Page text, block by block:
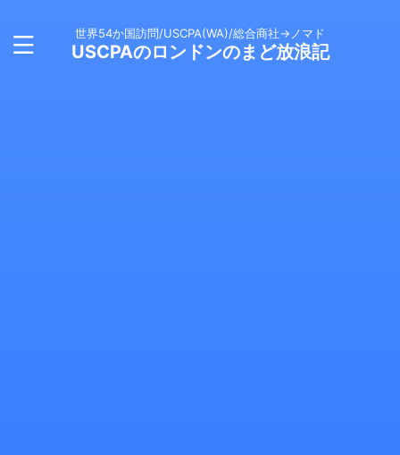
世界54か国訪問/USCPA(WA)/総合商社→ノマド
USCPAのロンドンのまど放浪記